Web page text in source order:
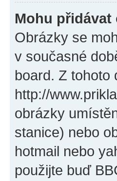
Mohu přidávat
Obrázky se
v současné
board. Z tohoto
http://
obrázky
stanice) nebo
hotmail nebo
použijte buď